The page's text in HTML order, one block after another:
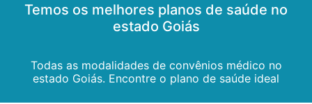
Temos os melhores planos de saúde no
estado Goiás
Todas as modalidades de convênios médico no
estado Goiás. Encontre o plano de saúde ideal